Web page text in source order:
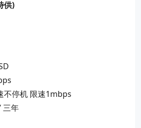
供)
不停机 限速1mbps
三年